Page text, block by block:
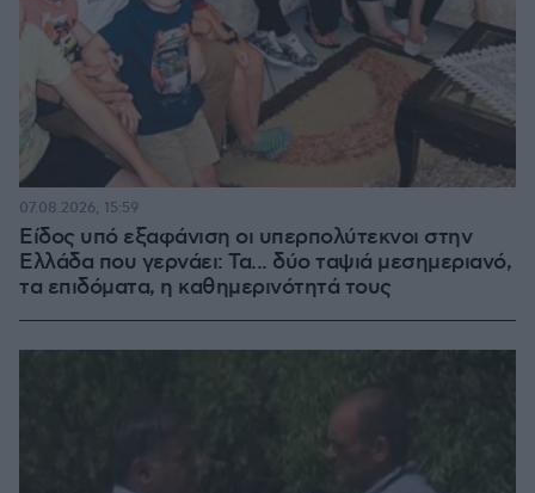
Είδος υπό εξαφάνιση οι υπερπολύτεκνοι στην
Ελλάδα που γερνάει: Τα... δύο ταψιά μεσημεριανό,
τα επιδόματα, η καθημερινότητά τους
07.08.2026, 15:59